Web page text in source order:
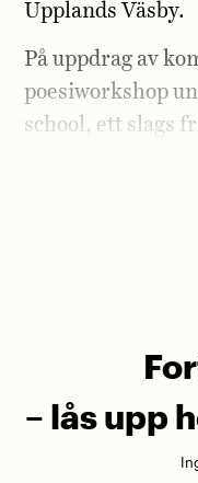
Upplands Väsby.
På uppdrag av
poesiworkshop
school, ett slags
– lås upp